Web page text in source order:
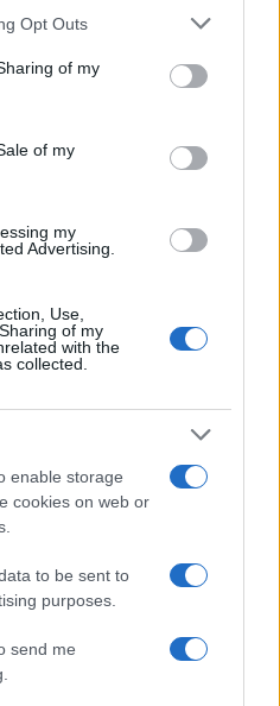
uses one or more Google
behaviour. You may click to
and its third-party tags to
purposes in below Google
Opt Outs
of my
of my
my
Advertising.
Use,
of my
with the
collected.
enable storage
cookies on web or
to be sent to
purposes.
send me
στο Νόμπελ
που τροφοδότησε τις
Βοιωτία: «Από τα
υπογραφή συμφωνίας
διασύνδεση Ελλάδας –
εμπιστοσύνης» η
στην GSI
εικόνες από την
που θα
και ακόμη 20
Καρυστιανού: «Δεν
αιχμές για
Γερμενό μετά το
της φωτιάς –
άρπαξε τσάντα
αξίας 75.000 ευρώ από